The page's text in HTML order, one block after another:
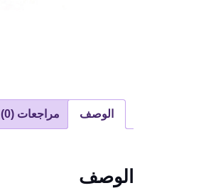
الوصف مراجعات (0)
الوصف